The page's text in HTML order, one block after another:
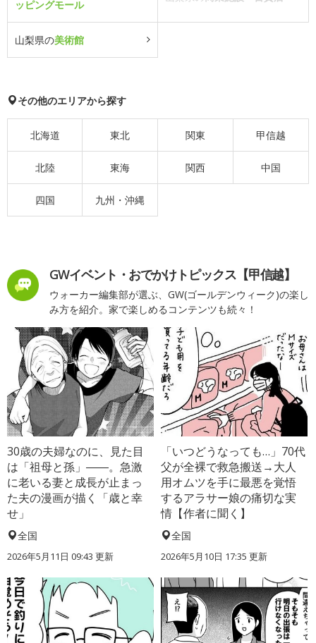
ッピングモール
山梨県の美術館
その他のエリアから探す
北海道 東北 関東 甲信越
北陸 東海 関西 中国
四国 九州・沖縄
GWイベント・おでかけトピックス【甲信越】
ウォーカー編集部が選ぶ、GW(ゴールデンウィーク)の楽し
み方を紹介。家で楽しめるコンテンツも続々！
30歳の夫婦なのに、見た目
は「祖母と孫」――。急激
に老いる妻と成長が止まっ
た夫の漫画が描く「歳と幸
せ」
全国
2026年5月11日 09:43 更新
「いつどうなっても…」70代
父が全裸で救急搬送→大人
用オムツを手に最悪を覚悟
するアラサー娘の痛切な実
情【作者に聞く】
全国
2026年5月10日 17:35 更新